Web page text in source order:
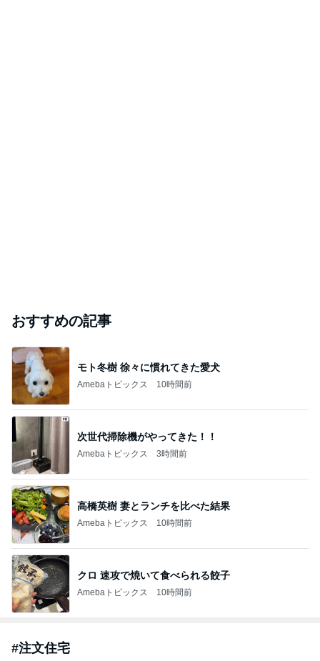
おすすめの記事
モト冬樹 徐々に慣れてきた愛犬
Amebaトピックス 10時間前
次世代掃除機がやってきた！！
Amebaトピックス 3時間前
高橋英樹 妻とランチを比べた結果
Amebaトピックス 10時間前
クロ 速攻で焼いて食べられる餃子
Amebaトピックス 10時間前
#注文住宅